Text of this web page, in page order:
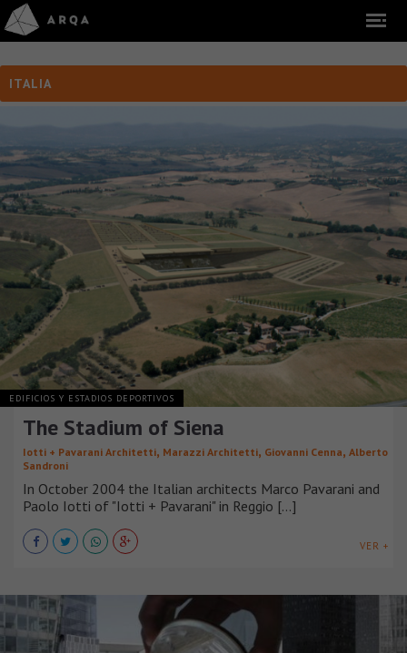
ITALIA
EDIFICIOS Y ESTADIOS DEPORTIVOS
The Stadium of Siena
Iotti + Pavarani Architetti, Marazzi Architetti, Giovanni Cenna, Alberto
Sandroni
In October 2004 the Italian architects Marco Pavarani and
Paolo Iotti of "Iotti + Pavarani" in Reggio [...]
VER +